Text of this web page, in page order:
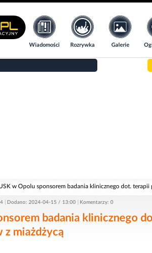
Wiadomości Rozrywka Galerie
w Opolu sponsorem badania klinicznego dot. terapii
Dodano: 2024-04-15 / 13:00 Komentarzy: 0
badania klinicznego
miażdżycą